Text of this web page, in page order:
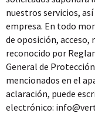
nuestros servicios,
empresa. En todo
de oposición,
reconocido por
General de
mencionados en el
aclaración, puede
electrónico: